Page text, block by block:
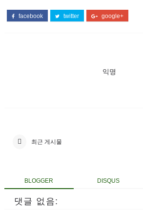
facebook twitter google+
익명
최근 게시물
BLOGGER DISQUS
댓글 없음: